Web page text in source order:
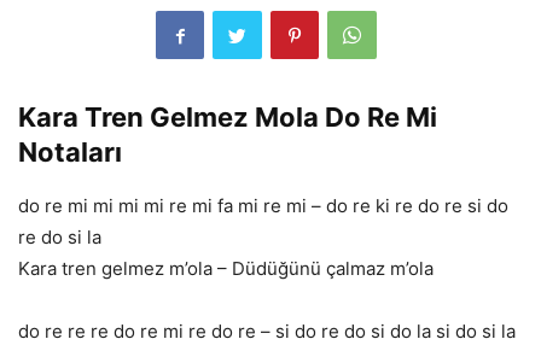
Kara Tren Gelmez Mola Do Re Mi
Notaları
do re mi mi mi mi re mi fa mi re mi – do re ki re do re si do
re do si la
Kara tren gelmez m’ola – Düdüğünü çalmaz m’ola
do re re re do re mi re do re – si do re do si do la si do si la